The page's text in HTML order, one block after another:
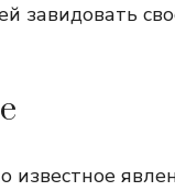
завидовать
известное